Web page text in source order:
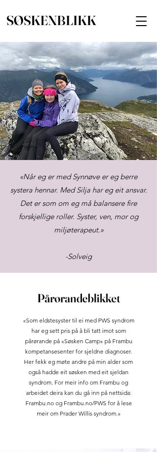
SØSKENBLIKK
«Når eg er med Synnøve er eg berre
systera hennar. Med Silja har eg eit ansvar.
Det er som om eg må balansere fire
forskjellige roller. Syster, ven, mor og
miljøterapeut.»
-Solveig
Pårørandeblikket
«Som eldstesyster til ei med PWS syndrom
har eg sett pris på å bli tatt imot som
pårørande på «Søsken Camp» på Frambu
kompetansesenter for sjeldne diagnoser.
Her fekk eg møte andre på min alder som
også hadde eit søsken med eit sjeldan
syndrom. For meir info om Frambu og
arbeidet deira kan du gå inn på nettsida:
Frambu.no og Frambu.no/PWS for å lese
meir om Prader Willis syndrom.»